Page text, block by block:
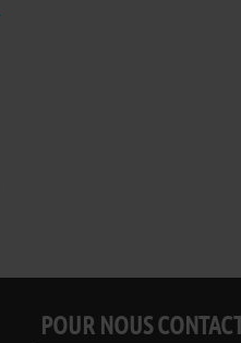
POUR NOUS